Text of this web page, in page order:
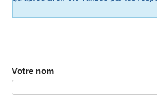
Votre nom